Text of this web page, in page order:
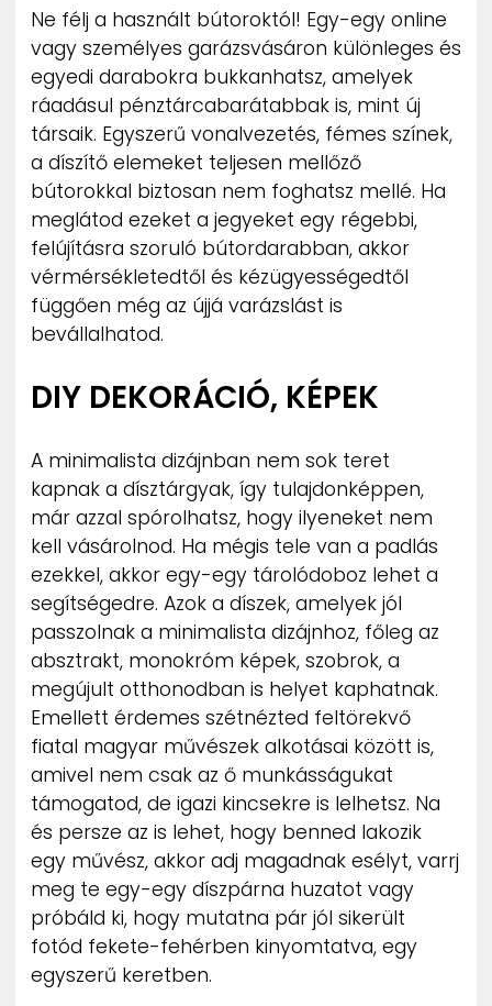
Ne félj a használt bútoroktól! Egy-egy online
vagy személyes garázsvásáron különleges és
egyedi darabokra bukkanhatsz, amelyek
ráadásul pénztárcabarátabbak is, mint új
társaik. Egyszerű vonalvezetés, fémes színek,
a díszítő elemeket teljesen mellőző
bútorokkal biztosan nem foghatsz mellé. Ha
meglátod ezeket a jegyeket egy régebbi,
felújításra szoruló bútordarabban, akkor
vérmérsékletedtől és kézügyességedtől
függően még az újjá varázslást is
bevállalhatod.
DIY DEKORÁCIÓ, KÉPEK
A minimalista dizájnban nem sok teret
kapnak a dísztárgyak, így tulajdonképpen,
már azzal spórolhatsz, hogy ilyeneket nem
kell vásárolnod. Ha mégis tele van a padlás
ezekkel, akkor egy-egy tárolódoboz lehet a
segítségedre. Azok a díszek, amelyek jól
passzolnak a minimalista dizájnhoz, főleg az
absztrakt, monokróm képek, szobrok, a
megújult otthonodban is helyet kaphatnak.
Emellett érdemes szétnézted feltörekvő
fiatal magyar művészek alkotásai között is,
amivel nem csak az ő munkásságukat
támogatod, de igazi kincsekre is lelhetsz. Na
és persze az is lehet, hogy benned lakozik
egy művész, akkor adj magadnak esélyt, varrj
meg te egy-egy díszpárna huzatot vagy
próbáld ki, hogy mutatna pár jól sikerült
fotód fekete-fehérben kinyomtatva, egy
egyszerű keretben.